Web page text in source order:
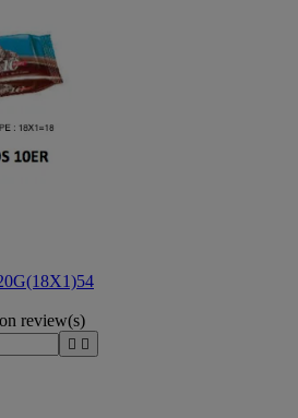
review(s)
 